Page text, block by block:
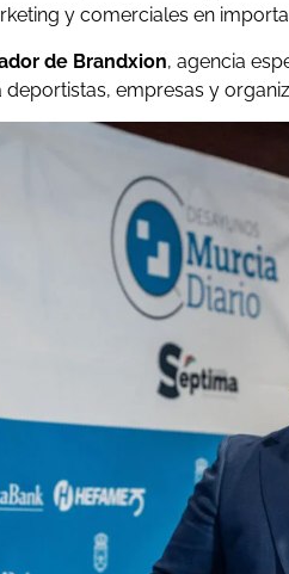
y comerciales en
de Brandxion, agencia
empresas y